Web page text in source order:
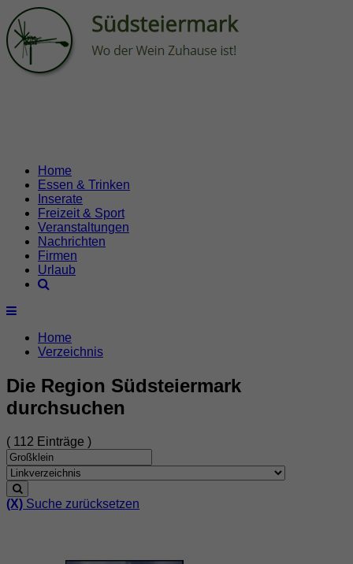
Home
Essen & Trinken
Inserate
Freizeit & Sport
Veranstaltungen
Nachrichten
Firmen
Urlaub
Home
Verzeichnis
Die Region Südsteiermark
durchsuchen
( 112 Einträge )
(X) Suche zurücksetzen